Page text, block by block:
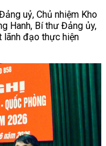
uỷ, Chủ nhiệm Kho
Hanh, Bí thư Đảng ủy,
lãnh đạo thực hiện